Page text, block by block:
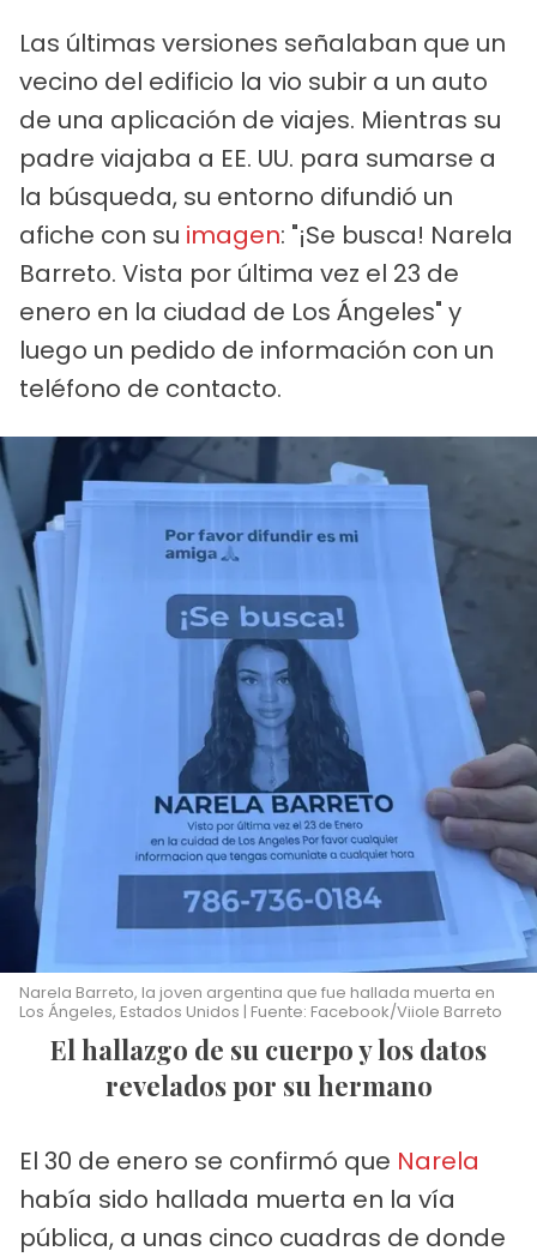
Las últimas versiones señalaban que un
vecino del edificio la vio subir a un auto
de una aplicación de viajes. Mientras su
padre viajaba a EE. UU. para sumarse a
la búsqueda, su entorno difundió un
afiche con su imagen: "¡Se busca! Narela
Barreto. Vista por última vez el 23 de
enero en la ciudad de Los Ángeles" y
luego un pedido de información con un
teléfono de contacto.
Narela Barreto, la joven argentina que fue hallada muerta en
Los Ángeles, Estados Unidos | Fuente: Facebook/Viiole Barreto
El hallazgo de su cuerpo y los datos
revelados por su hermano
El 30 de enero se confirmó que Narela
había sido hallada muerta en la vía
pública, a unas cinco cuadras de donde